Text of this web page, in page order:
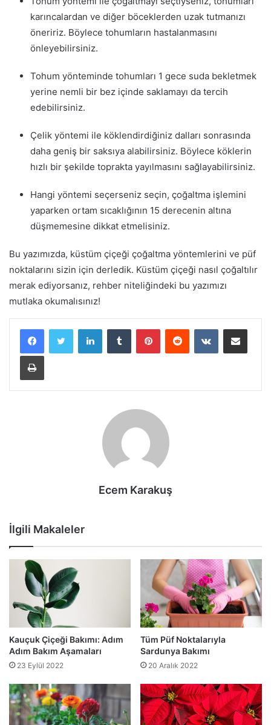
karıncalardan ve diğer böceklerden uzak tutmanızı
öneririz. Böylece tohumların hastalanmasını
önleyebilirsiniz.
Tohum yönteminde tohumları 1 gece suda bekletmek
yerine nemli bir bez içinde saklamayı da tercih
edebilirsiniz.
Çelik yöntemi ile köklendirdiğiniz dalları sonrasında
daha geniş bir saksıya alabilirsiniz. Böylece köklerin
hızlı bir şekilde toprakta yayılmasını sağlayabilirsiniz.
Hangi yöntemi seçerseniz seçin, çoğaltma işlemini
yaparken ortam sıcaklığının 15 derecenin altına
düşmemesine dikkat etmelisiniz.
Bu yazımızda, küstüm çiçeği çoğaltma yöntemlerini ve püf
noktalarını sizin için derledik. Küstüm çiçeği nasıl çoğaltılır
merak ediyorsanız, rehber niteliğindeki bu yazımızı
mutlaka okumalısınız!
LinkedInTumblr PinterestReddit VKontakteE-Posta ile paylaş
Yazdır
Ecem Karakuş
İlgili Makaleler
Kauçuk Çiçeği Bakımı: Adım
Adım Bakım Aşamaları
23 Eylül 2022
Tüm Püf Noktalarıyla
Sardunya Bakımı
20 Aralık 2022